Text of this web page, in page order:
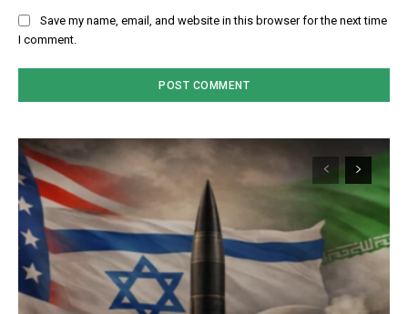
Save my name, email, and website in this browser for the next time
I comment.